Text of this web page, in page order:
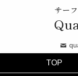
サー
TOP